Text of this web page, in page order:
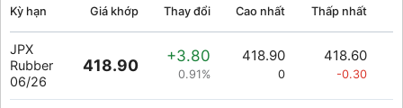
Kỳ hạn Giá khớp Thay đổi Cao nhất Thấp nhất
JPX
Rubber
06/26
418.90
+3.80
0.91%
418.90
0
418.60
-0.30